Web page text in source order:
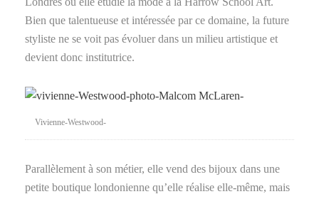
Bien que talentueuse et intéressée par ce domaine, la future
styliste ne se voit pas évoluer dans un milieu artistique et
devient donc institutrice.
Vivienne-Westwood-
Parallèlement à son métier, elle vend des bijoux dans une
petite boutique londonienne qu’elle réalise elle-même, mais